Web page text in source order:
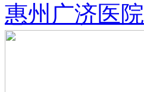
惠州广济医院